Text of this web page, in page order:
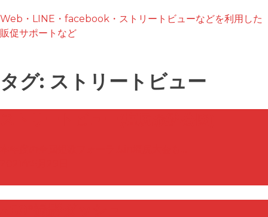
キ
ッ
Web・LINE・facebook・ストリートビューなどを利用した
販促サポートなど
タグ: ストリートビュー